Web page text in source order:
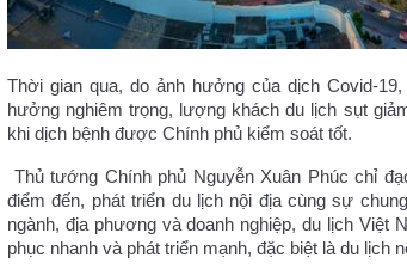
Thời gian qua, do ảnh hưởng của dịch Covid-
hưởng nghiêm trọng, lượng khách du lịch sụt
khi dịch bệnh được Chính phủ kiểm soát tốt.
Thủ tướng Chính phủ Nguyễn Xuân Phúc chỉ
điểm đến, phát triển du lịch nội địa cùng sự
ngành, địa phương và doanh nghiệp, du lịch Việt
phục nhanh và phát triển mạnh, đặc biệt là du lịch